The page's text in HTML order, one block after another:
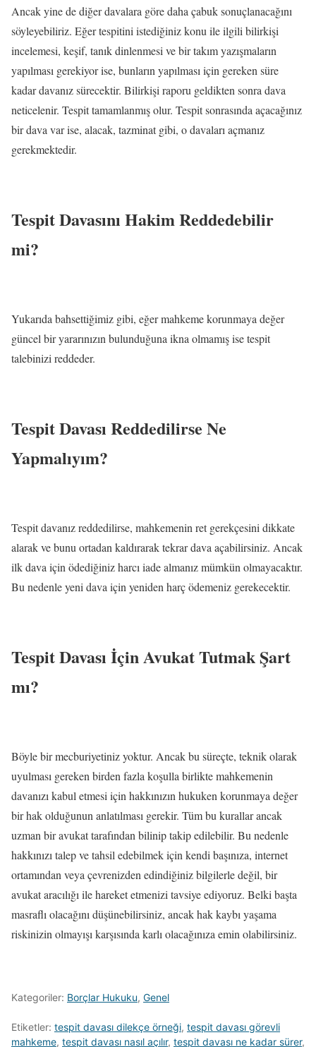
Ancak yine de diğer davalara göre daha çabuk sonuçlanacağını
söyleyebiliriz. Eğer tespitini istediğiniz konu ile ilgili bilirkişi
incelemesi, keşif, tanık dinlenmesi ve bir takım yazışmaların
yapılması gerekiyor ise, bunların yapılması için gereken süre
kadar davanız sürecektir. Bilirkişi raporu geldikten sonra dava
neticelenir. Tespit tamamlanmış olur. Tespit sonrasında açacağınız
bir dava var ise, alacak, tazminat gibi, o davaları açmanız
gerekmektedir.
Tespit Davasını Hakim Reddedebilir
mi?
Yukarıda bahsettiğimiz gibi, eğer mahkeme korunmaya değer
güncel bir yararınızın bulunduğuna ikna olmamış ise tespit
talebinizi reddeder.
Tespit Davası Reddedilirse Ne
Yapmalıyım?
Tespit davanız reddedilirse, mahkemenin ret gerekçesini dikkate
alarak ve bunu ortadan kaldırarak tekrar dava açabilirsiniz. Ancak
ilk dava için ödediğiniz harcı iade almanız mümkün olmayacaktır.
Bu nedenle yeni dava için yeniden harç ödemeniz gerekecektir.
Tespit Davası İçin Avukat Tutmak Şart
mı?
Böyle bir mecburiyetiniz yoktur. Ancak bu süreçte, teknik olarak
uyulması gereken birden fazla koşulla birlikte mahkemenin
davanızı kabul etmesi için hakkınızın hukuken korunmaya değer
bir hak olduğunun anlatılması gerekir. Tüm bu kurallar ancak
uzman bir avukat tarafından bilinip takip edilebilir. Bu nedenle
hakkınızı talep ve tahsil edebilmek için kendi başınıza, internet
ortamından veya çevrenizden edindiğiniz bilgilerle değil, bir
avukat aracılığı ile hareket etmenizi tavsiye ediyoruz. Belki başta
masraflı olacağını düşünebilirsiniz, ancak hak kaybı yaşama
riskinizin olmayışı karşısında karlı olacağınıza emin olabilirsiniz.
Kategoriler: Borçlar Hukuku, Genel
Etiketler: tespit davası dilekçe örneği, tespit davası görevli
mahkeme, tespit davası nasıl açılır, tespit davası ne kadar sürer,